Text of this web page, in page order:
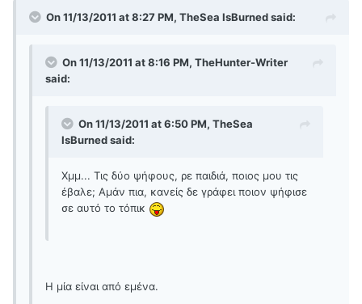
On 11/13/2011 at 8:27 PM, TheSea IsBurned said:
On 11/13/2011 at 8:16 PM, TheHunter-Writer
said:
On 11/13/2011 at 6:50 PM, TheSea
IsBurned said:
Χμμ... Τις δύο ψήφους, ρε παιδιά, ποιος μου τις
έβαλε; Αμάν πια, κανείς δε γράφει ποιον ψήφισε
σε αυτό το τόπικ
Η μία είναι από εμένα.